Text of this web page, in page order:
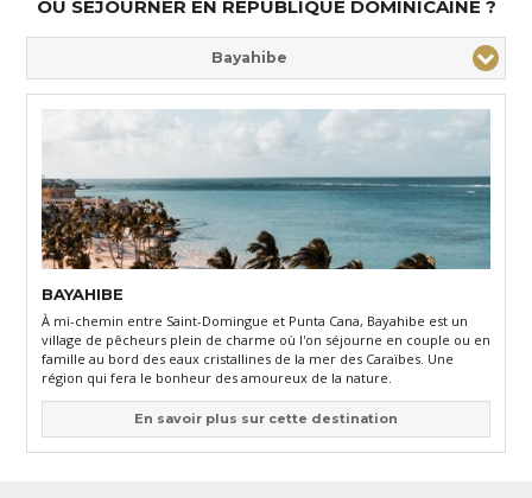
OÙ SÉJOURNER EN RÉPUBLIQUE DOMINICAINE ?
Bayahibe
BAYAHIBE
À mi-chemin entre Saint-Domingue et Punta Cana, Bayahibe est un
village de pêcheurs plein de charme où l'on séjourne en couple ou en
famille au bord des eaux cristallines de la mer des Caraïbes. Une
région qui fera le bonheur des amoureux de la nature.
En savoir plus sur cette destination